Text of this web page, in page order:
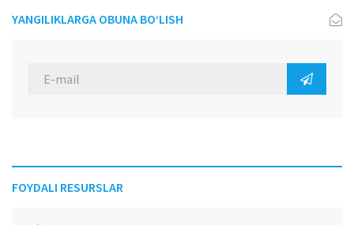
YANGILIKLARGA OBUNA BO‘LISH
FOYDALI RESURSLAR